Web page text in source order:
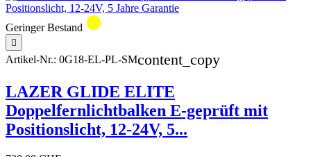
Geringer Bestand circle

Artikel-Nr.: 0G18-EL-PL-SMcontent_copy
LAZER GLIDE ELITE
Doppelfernlichtbalken E-geprüft mit
Positionslicht, 12-24V, 5...